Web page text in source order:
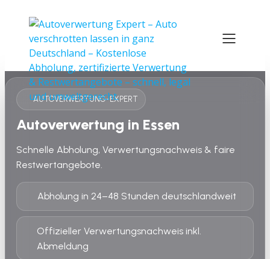
AUTOVERWERTUNG-EXPERT
Autoverwertung in Essen
Schnelle Abholung, Verwertungsnachweis & faire
Restwertangebote.
Abholung in 24–48 Stunden deutschlandweit
Offizieller Verwertungsnachweis inkl.
Abmeldung